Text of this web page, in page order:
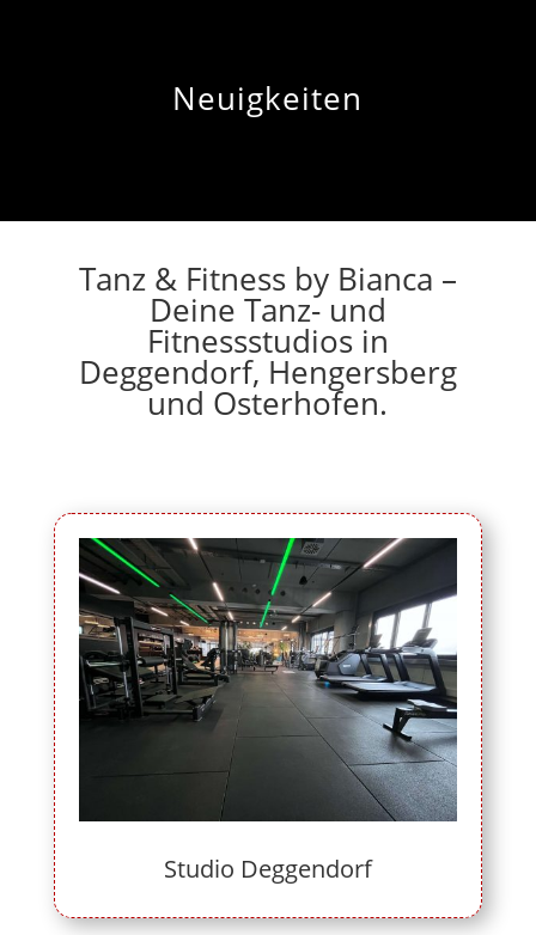
Neuigkeiten
Tanz & Fitness by Bianca –
Deine Tanz- und
Fitnessstudios in
Deggendorf, Hengersberg
und Osterhofen.
Studio Deggendorf